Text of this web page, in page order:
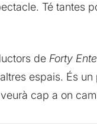
Té
de Forty
espais. És
cap a on